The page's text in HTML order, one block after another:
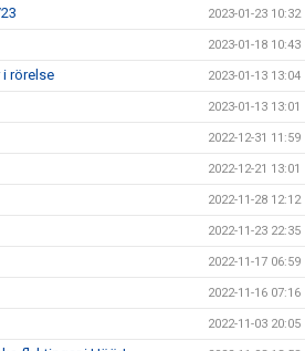
2023-01-23 10:32
2023-01-18 10:43
rörelse 2023-01-13 13:04
2023-01-13 13:01
2022-12-31 11:59
2022-12-21 13:01
2022-11-28 12:12
2022-11-23 22:35
2022-11-17 06:59
2022-11-16 07:16
2022-11-03 20:05